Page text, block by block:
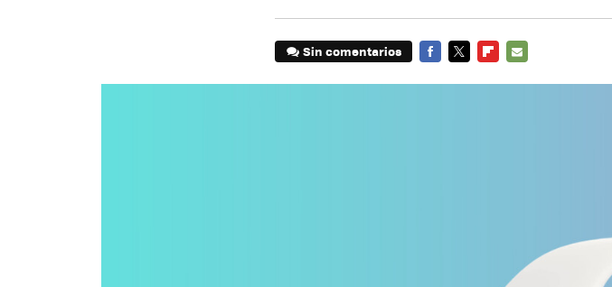
Sin comentarios